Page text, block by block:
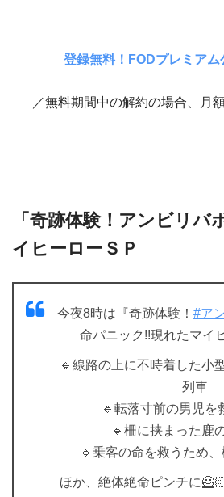
登録無料！FODプレミアム
／無料期間中の解約の場合、月
「奇跡体験！アンビリバ
イヒーローＳＰ
今夜8時は『奇跡体験！ #ア
命パニック!!現れたマイ
🔹線路の上に不時着した小
列車
🔹転落寸前の男児を
🔹柵に挟まった鹿
🔹乗客の命を救うため、
ほか、絶体絶命ピンチに